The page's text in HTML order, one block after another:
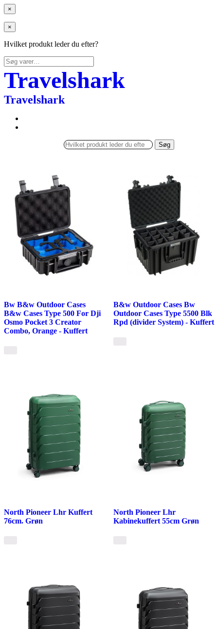
×
×
Hvilket produkt leder du efter?
Søg
efter:
Travelshark
Travelshark
Søg
Bw B&w Outdoor Cases
B&w Cases Type 500 For Dji
Osmo Pocket 3 Creator
Combo, Orange - Kuffert
B&w Outdoor Cases Bw
Outdoor Cases Type 5500 Blk
Rpd (divider System) - Kuffert
North Pioneer Lhr Kuffert
76cm. Grøn
North Pioneer Lhr
Kabinekuffert 55cm Grøn